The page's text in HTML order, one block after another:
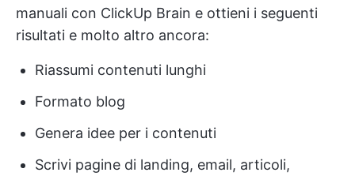
manuali con ClickUp Brain e ottieni i seguenti
risultati e molto altro ancora:
Riassumi contenuti lunghi
Formato blog
Genera idee per i contenuti
Scrivi pagine di landing, email, articoli,